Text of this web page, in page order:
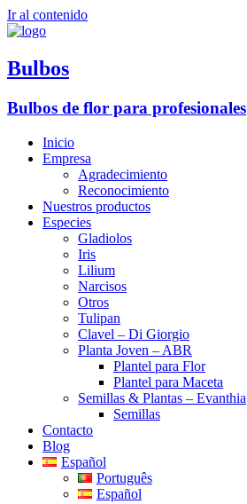
Ir al contenido
Bulbos
Bulbos de flor para profesionales
Inicio
Empresa
Agradecimiento
Reconocimiento
Nuestros productos
Especies
Gladiolos
Iris
Lilium
Narcisos
Otros
Tulipan
Clavel – Di Giorgio
Planta Joven – ABR
Plantel para Flor
Plantel para Maceta
Semillas & Plantas – Evanthia
Semillas
Contacto
Blog
Español
Português
Español